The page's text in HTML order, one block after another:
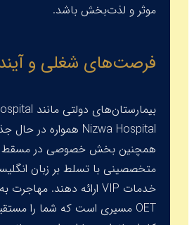
موثر و لذت‌بخش باشد.
فرصت‌های شغلی و
بیمارستان‌های دولتی مانند
Nizwa Hospital همواره در حال
همچنین بخش خصوصی در مسقط و
متخصصینی با تسلط بر زبان
خدمات VIP ارائه دهند. مهاجرت به عمان با آزمون
OET مسیری است که شما را